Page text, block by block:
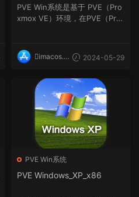
PVE Win系统是基于 PVE（Pro
xmox VE）环境，在PVE（Pro
imacos.t
2024-05-29
PVE Win系统
PVE Windows_XP_x86